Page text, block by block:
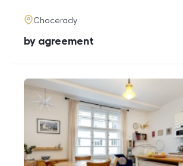
adresa
Chocerady
cena
by agreement